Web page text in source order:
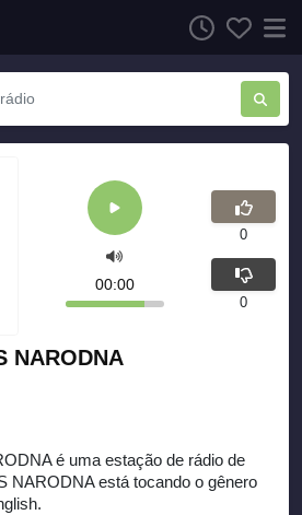
NARODNA
é uma estação de rádio de
NARODNA está tocando o gênero
00:00
0
0